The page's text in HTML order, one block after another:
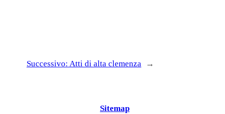
Successivo: Atti di alta clemenza →
Sitemap